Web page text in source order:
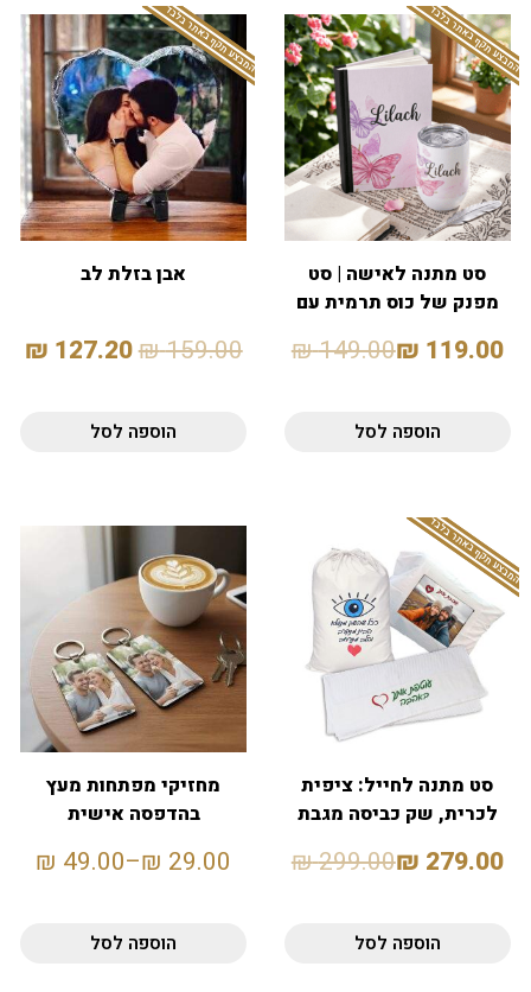
המבצע תקף באתר בלבד
סט מתנה לאישה | סט
מפנק של כוס תרמית עם
119.00
₪
149.00
₪
הוספה לסל
המבצע תקף באתר בלבד
אבן בזלת לב
159.00
₪
127.20
₪
הוספה לסל
המבצע תקף באתר בלבד
סט מתנה לחייל: ציפית
לכרית, שק כביסה מגבת
279.00
₪
299.00
₪
הוספה לסל
מחזיקי מפתחות מעץ
בהדפסה אישית
29.00
₪
–
49.00
₪
הוספה לסל